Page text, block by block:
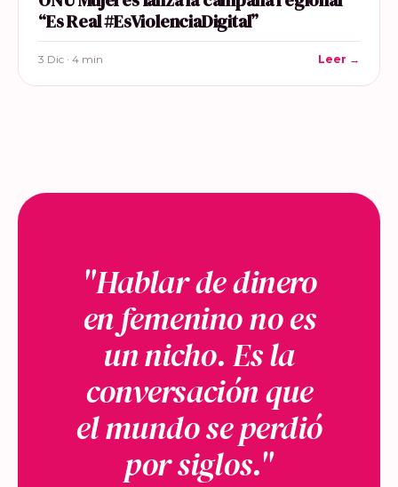
“Es Real #EsViolenciaDigital”
3 Dic · 4 min Leer →
"Hablar de dinero
en femenino no es
un nicho. Es la
conversación que
el mundo se perdió
por siglos."